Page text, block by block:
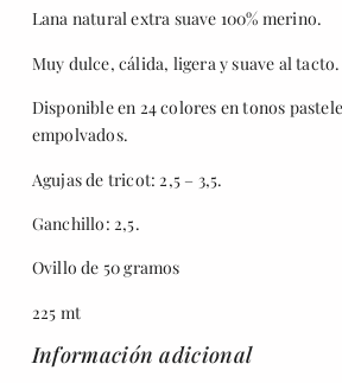
Lana natural extra suave 100% merino.
Muy dulce, cálida, ligera y suave al tacto.
Disponible en 24 colores en tonos
empolvados.
Agujas de tricot: 2,5 – 3,5.
Ganchillo: 2,5.
Ovillo de 50 gramos
225 mt
Información adicional